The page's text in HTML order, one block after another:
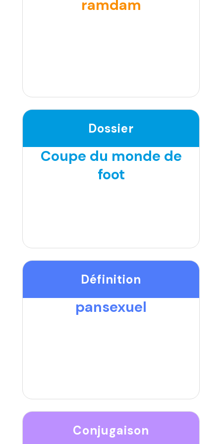
ramdam
Dossier
Coupe du monde de
foot
Définition
pansexuel
Conjugaison